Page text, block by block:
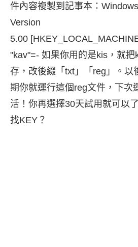
件內容複製到記事本：
Version
5.00
"kav"=- 如果你用的是kis，就
存，改後綴「txt」「reg」。以
期你就運行這個reg文件，下次
活！你再選擇30天試用就可以
找KEY？